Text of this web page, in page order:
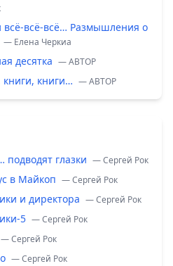
всё-всё… Размышления о
— Елена Черкиа
десятка — ABTOP
книги… — ABTOP
глазки — Сергей Рок
в Майкоп — Сергей Рок
и директора — Сергей Рок
5 — Сергей Рок
— Сергей Рок
— Сергей Рок